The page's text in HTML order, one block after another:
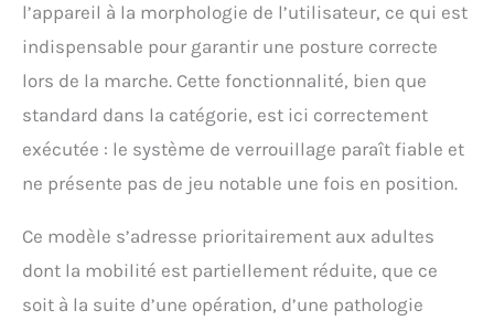
l’appareil à la morphologie de l’utilisateur, ce qui est
indispensable pour garantir une posture correcte
lors de la marche. Cette fonctionnalité, bien que
standard dans la catégorie, est ici correctement
exécutée : le système de verrouillage paraît fiable et
ne présente pas de jeu notable une fois en position.
Ce modèle s’adresse prioritairement aux adultes
dont la mobilité est partiellement réduite, que ce
soit à la suite d’une opération, d’une pathologie